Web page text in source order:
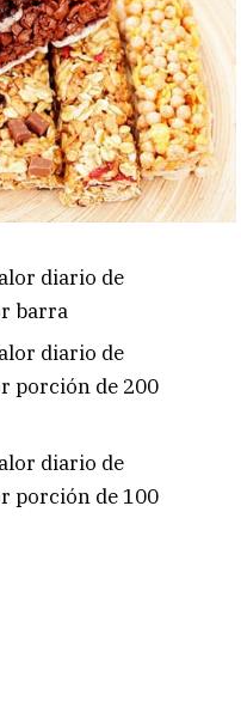
diario de
barra
diario de
porción de 200
diario de
porción de 100